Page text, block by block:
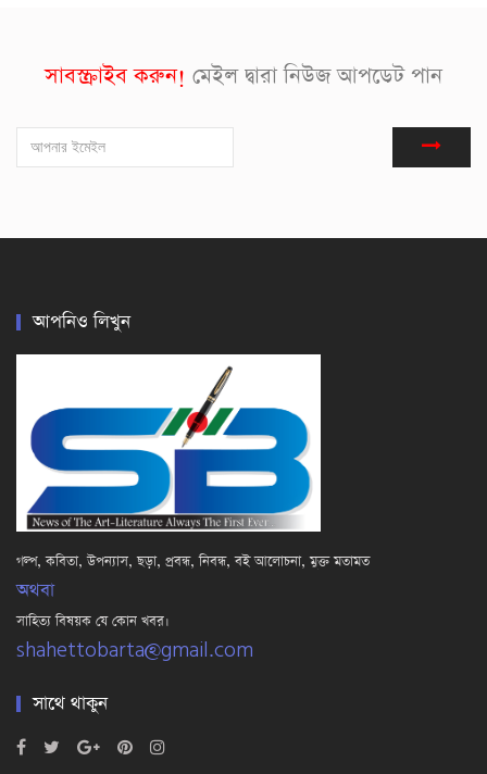
সাবস্ক্রাইব করুন! মেইল দ্বারা নিউজ আপডেট পান
আপনিও লিখুন
গল্প, কবিতা, উপন্যাস, ছড়া, প্রবন্ধ, নিবন্ধ, বই আলোচনা, মুক্ত মতামত
অথবা
সাহিত্য বিষয়ক যে কোন খবর।
shahettobarta@gmail.com
সাথে থাকুন